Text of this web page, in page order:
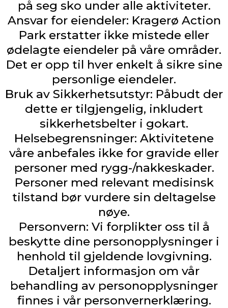
på seg sko under alle aktiviteter.
Ansvar for eiendeler: Kragerø Action
Park erstatter ikke mistede eller
ødelagte eiendeler på våre områder.
Det er opp til hver enkelt å sikre sine
personlige eiendeler.
Bruk av Sikkerhetsutstyr: Påbudt der
dette er tilgjengelig, inkludert
sikkerhetsbelter i gokart.
Helsebegrensninger: Aktivitetene
våre anbefales ikke for gravide eller
personer med rygg-/nakkeskader.
Personer med relevant medisinsk
tilstand bør vurdere sin deltagelse
nøye.
Personvern: Vi forplikter oss til å
beskytte dine personopplysninger i
henhold til gjeldende lovgivning.
Detaljert informasjon om vår
behandling av personopplysninger
finnes i vår personvernerklæring.